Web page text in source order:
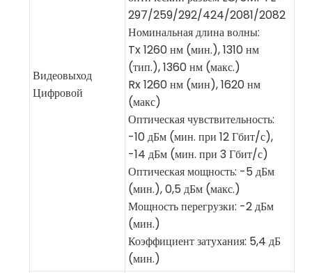
Видеовыход
Цифровой
297/259/292/424/2081/2082
Номинальная длина волны:
Tx 1260 нм (мин.), 1310 нм
(тип.), 1360 нм (макс.)
Rx 1260 нм (мин), 1620 нм
(макс)
Оптическая чувствительность:
-10 дБм (мин. при 12 Гбит/с),
-14 дБм (мин. при 3 Гбит/с)
Оптическая мощность: -5 дБм
(мин.), 0,5 дБм (макс.)
Мощность перегрузки: -2 дБм
(мин.)
Коэффициент затухания: 5,4 дБ
(мин.)